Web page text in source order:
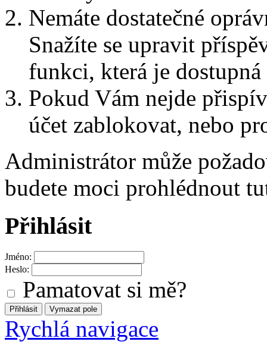
Nemáte dostatečné
Snažíte se upravit
funkci, která je
Pokud Vám nejde
účet zablokovat, nebo
Administrátor může
budete moci prohlédnout
Přihlásit
Jméno:
Heslo:
Pamatovat si mě?
Rychlá navigace